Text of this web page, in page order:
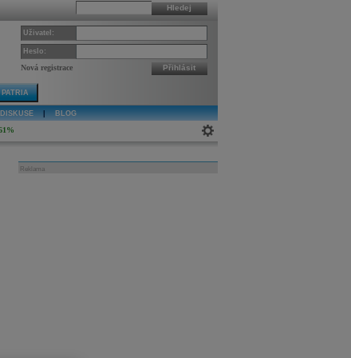
Hledej
Uživatel:
Heslo:
Nová registrace Přihlásit
DISKUSE BLOG
Reklama